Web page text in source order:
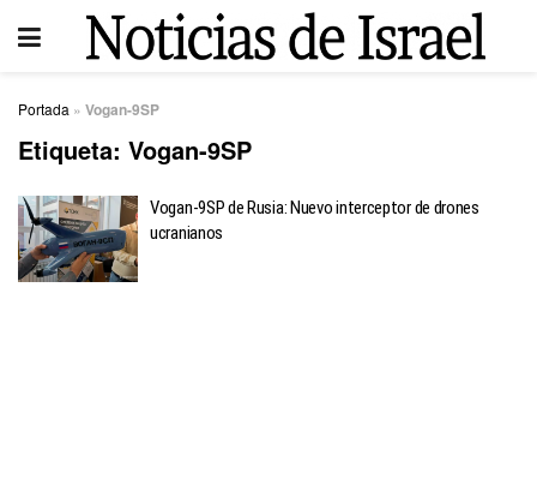
Portada » Vogan-9SP
Etiqueta: Vogan-9SP
Vogan-9SP de Rusia: Nuevo interceptor de drones
ucranianos